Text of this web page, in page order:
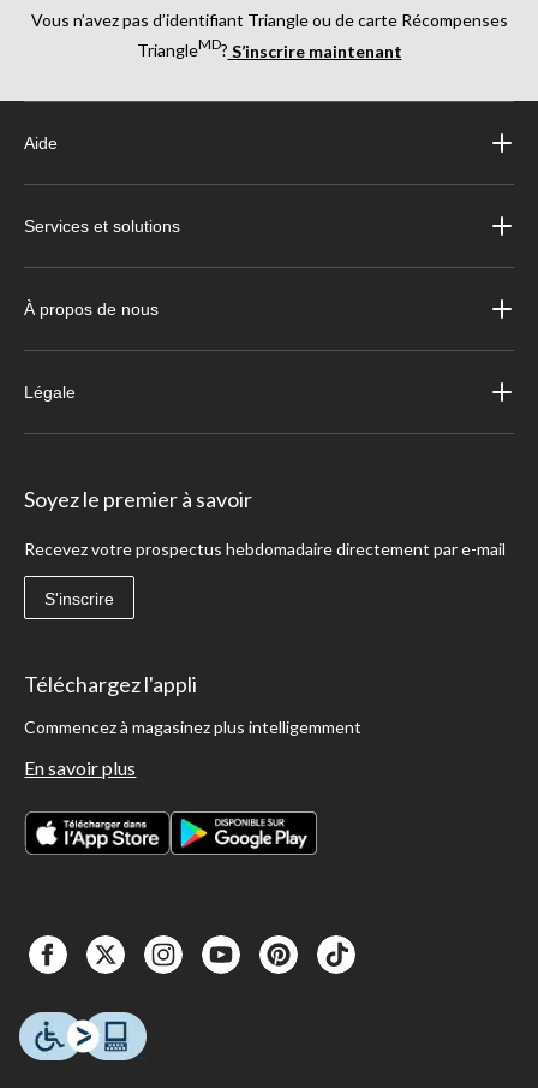
Vous n’avez pas d’identifiant Triangle ou de carte Récompenses
TriangleMD? S’inscrire maintenant
Aide
Services et solutions
À propos de nous
Légale
Soyez le premier à savoir
Recevez votre prospectus hebdomadaire directement par e-mail
S'inscrire
Téléchargez l'appli
Commencez à magasinez plus intelligemment
En savoir plus